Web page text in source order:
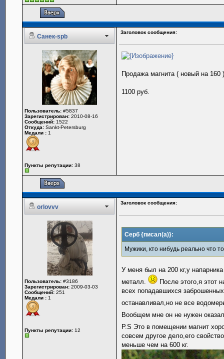
Санек-spb
Заголовок сообщения:
Пользователь: #5837
Зарегистрирован: 2010-08-16
Сообщений: 1522
Откуда: Sankt-Petersburg
Медали : 1
Пункты репутации: 38
Продажа магнита ( новый на 160
1100 руб.
orlovvv
Заголовок сообщения:
Пользователь: #3186
Зарегистрирован: 2009-03-03
Сообщений: 251
Медали : 1
Пункты репутации: 12
Серб {писал(а)}:
Мужики, кто нибудь реально что
У меня был на 200 кг,у
металл.
После этого,я этот
всех попадавшихся
останавливал,но не все
Вообщем мне он не нужен
P.S Это в помещении магнит
совсем другое дело,его
меньше чем на 600 кг.